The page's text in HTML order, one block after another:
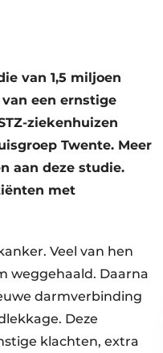
van 1,5 miljoen
een ernstige
ziekenhuizen
Twente. Meer
aan deze studie.
met
Veel van hen
weggehaald. Daarna
darmverbinding
Deze
klachten, extra